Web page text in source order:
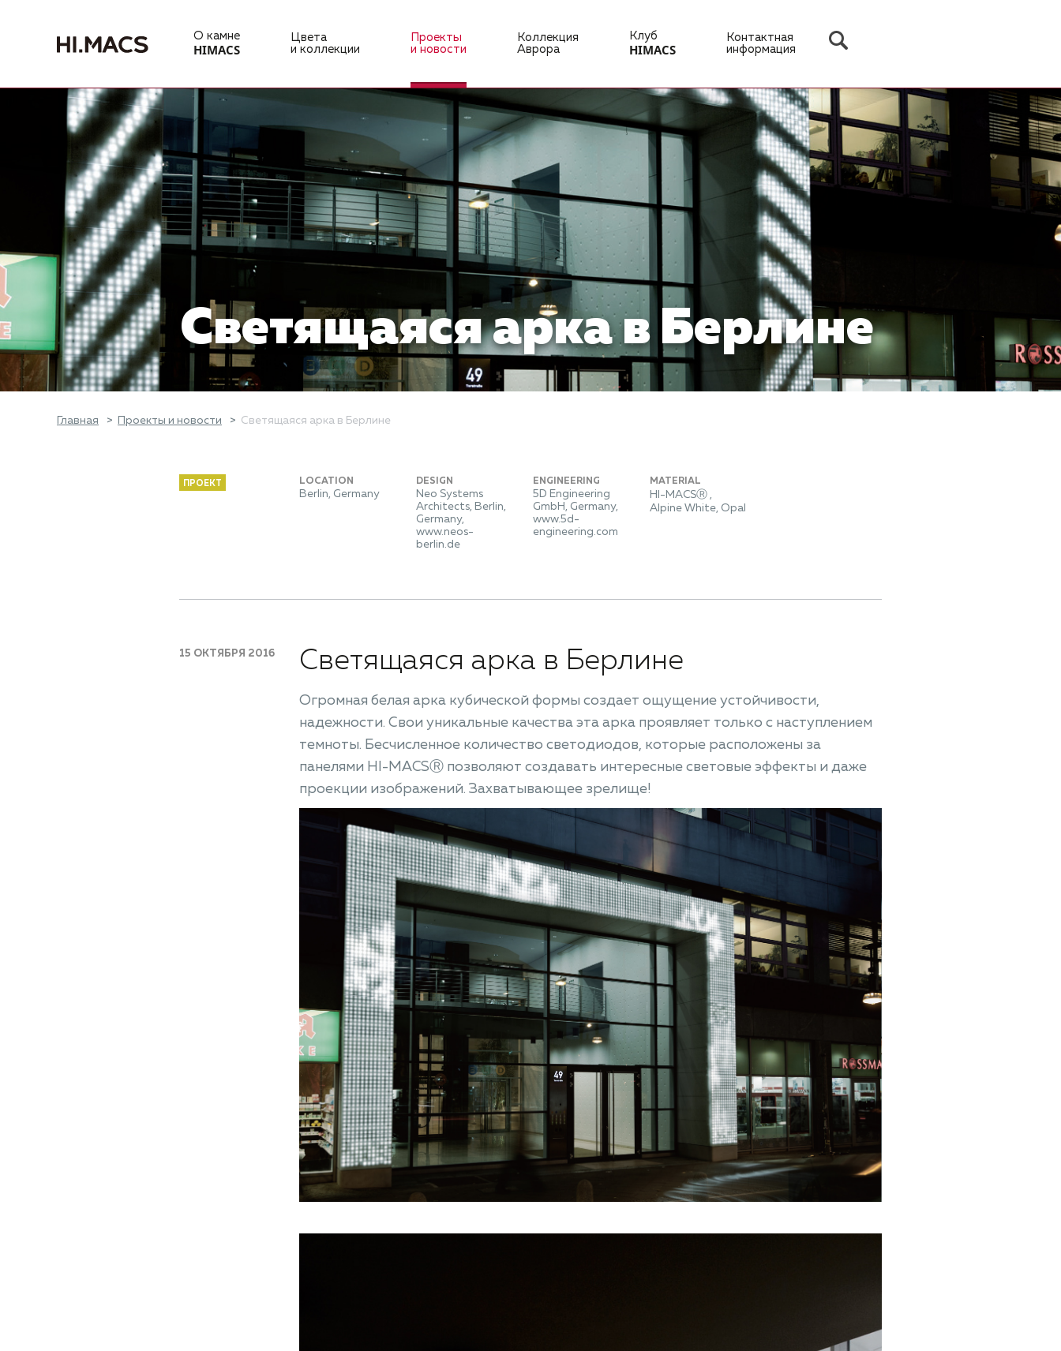
О камне
HIMACS
Цвета
и коллекции
Проекты
и новости
Коллекция
Аврора
Клуб
HIMACS
Контактная
информация
Светящаяся арка в Берлине
Главная Проекты и новости Светящаяся арка в Берлине
ПРОЕКТ LOCATION
Berlin, Germany
DESIGN
Neo Systems
Architects, Berlin,
Germany,
www.neos-
berlin.de
ENGINEERING
5D Engineering
GmbH, Germany,
www.5d-
engineering.com
MATERIAL
HI-MACSⓇ ,
Alpine White, Opal
15 ОКТЯБРЯ 2016 Светящаяся арка в Берлине
Огромная белая арка кубической формы создает ощущение устойчивости,
надежности. Свои уникальные качества эта арка проявляет только с наступлением
темноты. Бесчисленное количество светодиодов, которые расположены за
панелями HI-MACSⓇ позволяют создавать интересные световые эффекты и даже
проекции изображений. Захватывающее зрелище!